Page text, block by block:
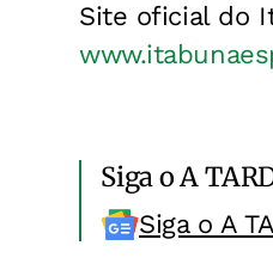
Site oficial do
Siga o A
Siga o A